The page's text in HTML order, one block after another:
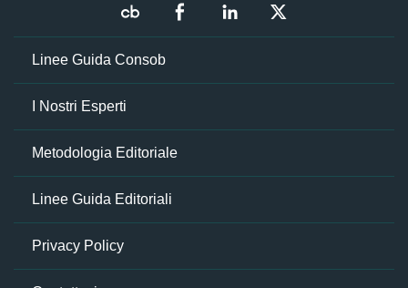
Linee Guida Consob
I Nostri Esperti
Metodologia Editoriale
Linee Guida Editoriali
Privacy Policy